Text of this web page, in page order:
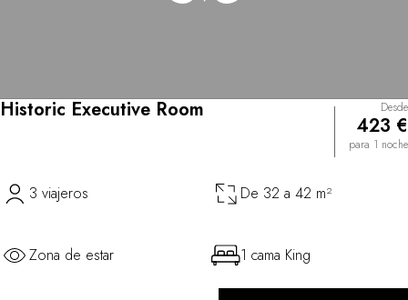
Historic Executive Room Desde
423 €
para 1 noche
3 viajeros De 32 a 42 m²
Zona de estar 1 cama King